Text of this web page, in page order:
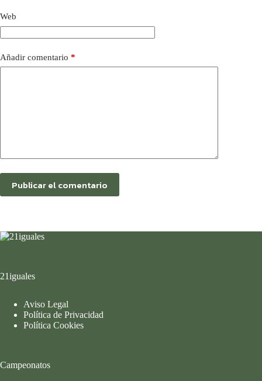
Web
Añadir comentario *
Publicar el comentario
21iguales
Aviso Legal
Política de Privacidad
Política Cookies
Campeonatos